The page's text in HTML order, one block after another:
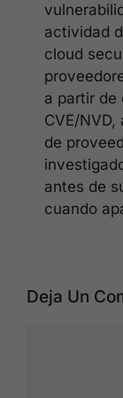
actividad
cloud
a partir de
CVE/
de
antes de
cuando
Deja Un